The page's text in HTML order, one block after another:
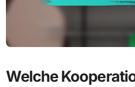
Welche